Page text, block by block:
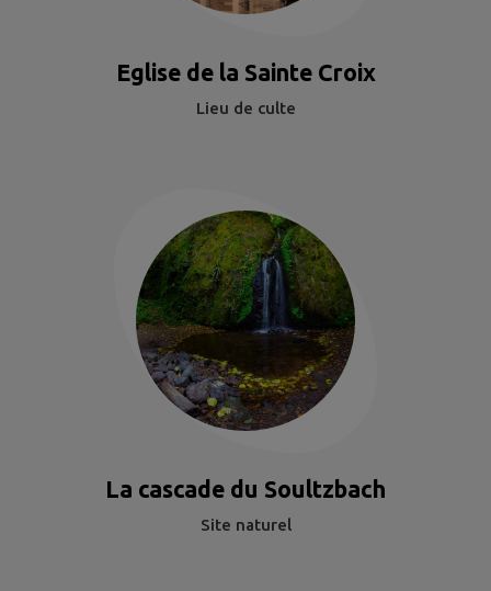
Eglise de la Sainte Croix
Lieu de culte
La cascade du Soultzbach
Site naturel